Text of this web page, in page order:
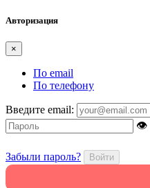
Авторизация
×
По email
По телефону
Введите email:
👁
Забыли пароль? Войти